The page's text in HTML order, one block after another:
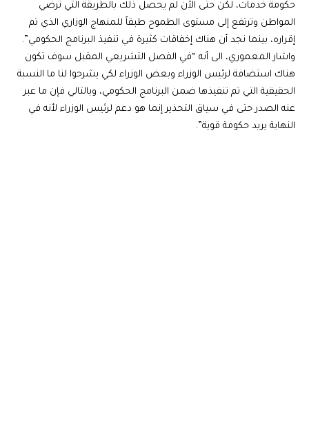
حكومة خدمات، لكن حتى الآن لم يحصل ذلك بالطريقة التي ترضي
المواطن وترتفع إلى مستوى الطموح طبقاً للمنهاج الوزاري الذي تم
إقراره، بينما نجد أن هناك إخفاقات كثيرة في تنفيذ البرنامج الحكومي”.
واشار المعموري، الى أنه “في الفصل التشريعي المقبل سوف تكون
هناك استضافة لرئيس الوزراء وبعض الوزراء لكي يشرحوا لنا ما النسبة
الحقيقية التي تم تنفيذها ضمن البرنامج الحكومي، وبالتالي فإن ما عبر
عنه الصدر حتى في سياق التحذير إنما هو دعم لرئيس الوزراء لأنه في
النهاية يريد حكومة قوية”.